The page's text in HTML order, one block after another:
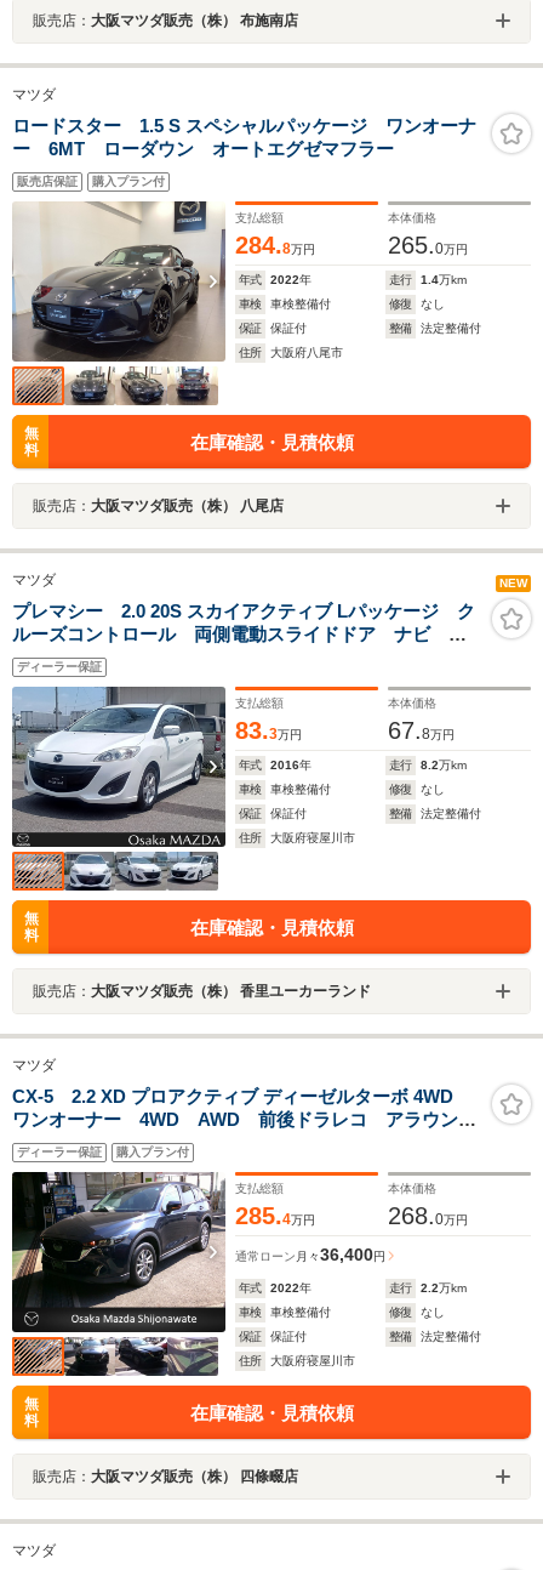
販売店： 大阪マツダ販売（株） 布施南店
マツダ
ロードスター 1.5 S スペシャルパッケージ ワンオーナ
ー 6MT ローダウン オートエグゼマフラー
販売店保証 購入プラン付
支払総額
284.8万円
本体価格
265.0万円
年式 2022年 走行 1.4万km
車検
車検整備付 修復
なし
保証
保証付 整備
法定整備付
住所
大阪府八尾市
無
料
在庫確認・見積依頼
販売店： 大阪マツダ販売（株） 八尾店
マツダ NEW
プレマシー 2.0 20S スカイアクティブ Lパッケージ ク
ルーズコントロール 両側電動スライドドア ナビ バ
ックモニター
ディーラー保証
支払総額
83.3万円
本体価格
67.8万円
年式 2016年 走行 8.2万km
車検
車検整備付 修復
なし
保証
保証付 整備
法定整備付
住所
大阪府寝屋川市
無
料
在庫確認・見積依頼
販売店： 大阪マツダ販売（株） 香里ユーカーランド
マツダ
CX-5 2.2 XD プロアクティブ ディーゼルターボ 4WD
ワンオーナー 4WD AWD 前後ドラレコ アラウンド
ビューカメラ 8.8インチモニター ナビSD ETC 17イ
ンチ タイヤ新品交換 ブレーキサポート装置 アンド
ロイドオート&カープレイ対応 電動リアゲート
ディーラー保証 購入プラン付
支払総額
285.4万円
本体価格
268.0万円
通常ローン 月々36,400円
年式 2022年 走行 2.2万km
車検
車検整備付 修復
なし
保証
保証付 整備
法定整備付
住所
大阪府寝屋川市
無
料
在庫確認・見積依頼
販売店： 大阪マツダ販売（株） 四條畷店
マツダ